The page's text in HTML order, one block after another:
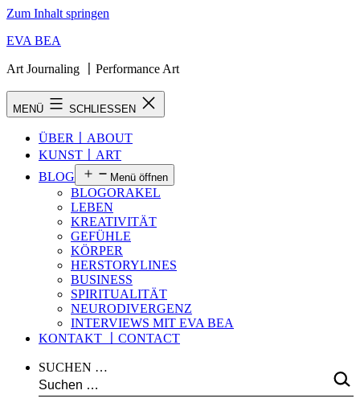
Zum Inhalt springen
EVA BEA
Art Journaling 〡Performance Art
MENÜ SCHLIESSEN
ÜBER〡ABOUT
KUNST〡ART
BLOG
Menü öffnen
BLOGORAKEL
LEBEN
KREATIVITÄT
GEFÜHLE
KÖRPER
HERSTORYLINES
BUSINESS
SPIRITUALITÄT
NEURODIVERGENZ
INTERVIEWS MIT EVA BEA
KONTAKT 〡CONTACT
SUCHEN …